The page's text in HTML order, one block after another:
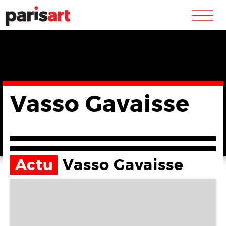
m
Vasso Gavaisse
Actu Vasso Gavaisse